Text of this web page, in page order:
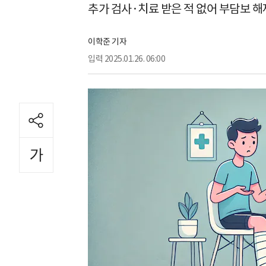
추가 검사·치료 받은 적 없어 부담보 해
이학준 기자
입력 2025.01.26. 06:00